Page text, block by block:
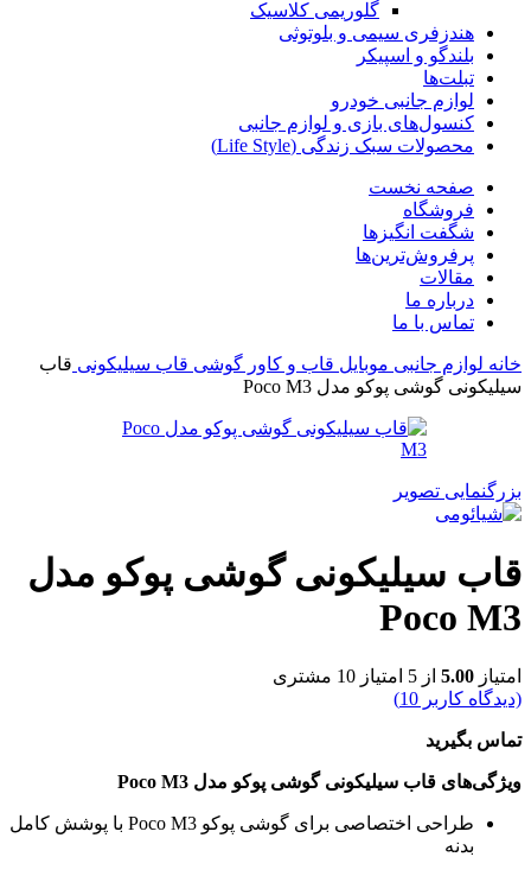
گلوریمی کلاسیک
هندزفری سیمی و بلوتوثی
بلندگو و اسپیکر
تبلت‌ها
لوازم جانبی خودرو
کنسول‌های بازی و لوازم جانبی
محصولات سبک زندگی (Life Style)
صفحه نخست
فروشگاه
شگفت انگیزها
پرفروش‌ترین‌ها
مقالات
درباره ما
تماس با ما
خانه لوازم جانبی موبایل قاب و کاور گوشی قاب سیلیکونی قاب
سیلیکونی گوشی پوکو مدل Poco M3
بزرگنمایی تصویر
قاب سیلیکونی گوشی پوکو مدل
Poco M3
امتیاز 5.00 از 5 امتیاز 10 مشتری
(دیدگاه کاربر 10
)
تماس بگیرید
ویژگی‌های قاب سیلیکونی گوشی پوکو مدل Poco M3
طراحی اختصاصی برای گوشی پوکو Poco M3 با پوشش کامل
بدنه